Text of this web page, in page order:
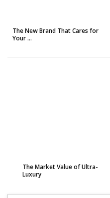
The New Brand That Cares for
Your ...
The Market Value of Ultra-
Luxury